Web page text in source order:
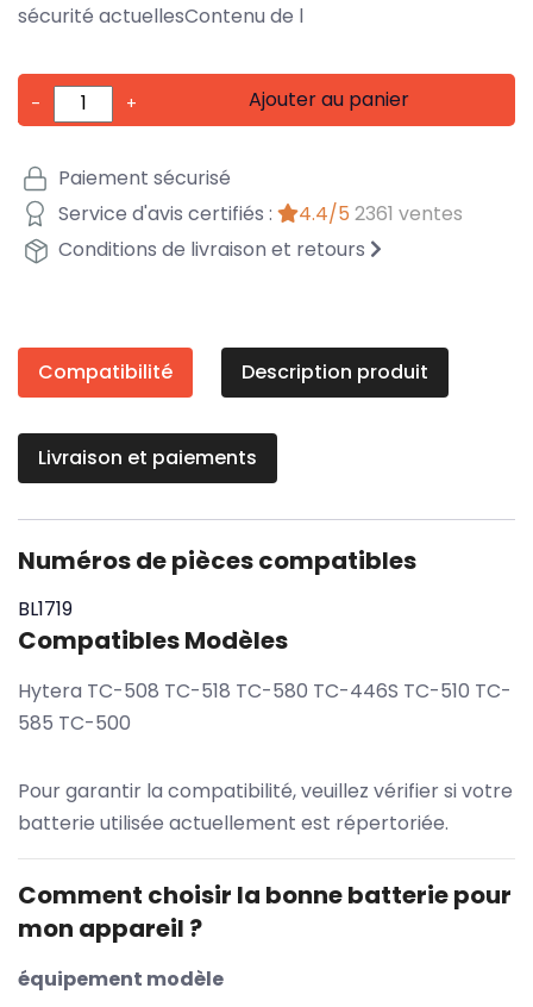
sécurité actuellesContenu de l
- + Ajouter au panier
Paiement sécurisé
Service d'avis certifiés :
4.4/5 2361 ventes
Conditions de livraison et retours
Compatibilité Description produit
Livraison et paiements
Numéros de pièces compatibles
BL1719
Compatibles Modèles
Hytera TC-508 TC-518 TC-580 TC-446S TC-510 TC-
585 TC-500
Pour garantir la compatibilité, veuillez vérifier si votre
batterie utilisée actuellement est répertoriée.
Comment choisir la bonne batterie pour
mon appareil ?
équipement modèle